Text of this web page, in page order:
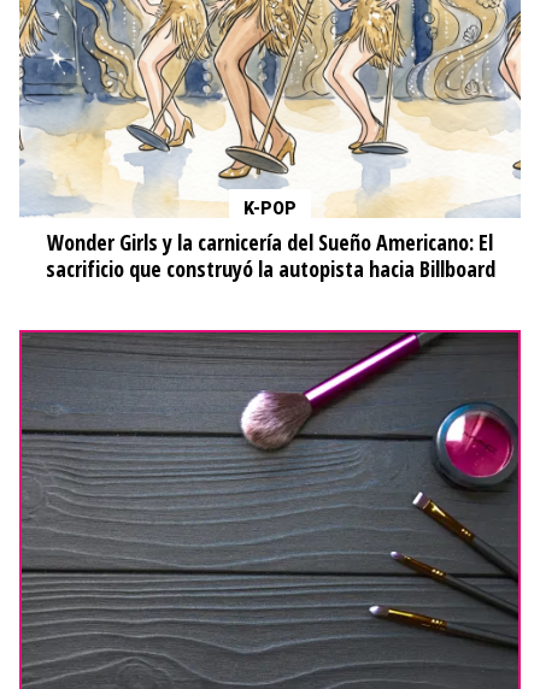
K-POP
Wonder Girls y la carnicería del Sueño Americano: El
sacrificio que construyó la autopista hacia Billboard